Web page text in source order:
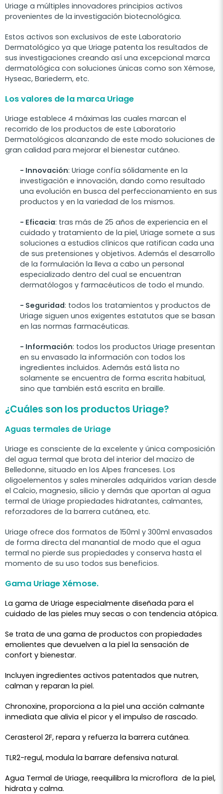
Uriage a múltiples innovadores principios activos
provenientes de la investigación biotecnológica.
Estos activos son exclusivos de este Laboratorio
Dermatológico ya que Uriage patenta los resultados de
sus investigaciones creando así una excepcional marca
dermatológica con soluciones únicas como son Xémose,
Hyseac, Bariederm, etc.
Los valores de la marca Uriage
Uriage establece 4 máximas las cuales marcan el
recorrido de los productos de este Laboratorio
Dermatológicos alcanzando de este modo soluciones de
gran calidad para mejorar el bienestar cutáneo.
- Innovación: Uriage confía sólidamente en la
investigación e innovación, dando como resultado
una evolución en busca del perfeccionamiento en sus
productos y en la variedad de los mismos.
- Eficacia: tras más de 25 años de experiencia en el
cuidado y tratamiento de la piel, Uriage somete a sus
soluciones a estudios clínicos que ratifican cada una
de sus pretensiones y objetivos. Además el desarrollo
de la formulación la lleva a cabo un personal
especializado dentro del cual se encuentran
dermatólogos y farmacéuticos de todo el mundo.
- Seguridad: todos los tratamientos y productos de
Uriage siguen unos exigentes estatutos que se basan
en las normas farmacéuticas.
- Información: todos los productos Uriage presentan
en su envasado la información con todos los
ingredientes incluidos. Además está lista no
solamente se encuentra de forma escrita habitual,
sino que también está escrita en braille.
¿Cuáles son los productos Uriage?
Aguas termales de Uriage
Uriage es consciente de la excelente y única composición
del agua termal que brota del interior del macizo de
Belledonne, situado en los Alpes franceses. Los
oligoelementos y sales minerales adquiridos varían desde
el Calcio, magnesio, silicio y demás que aportan al agua
termal de Uriage propiedades hidratantes, calmantes,
reforzadores de la barrera cutánea, etc.
Uriage ofrece dos formatos de 150ml y 300ml envasados
de forma directa del manantial de modo que el agua
termal no pierde sus propiedades y conserva hasta el
momento de su uso todos sus beneficios.
Gama Uriage Xémose.
La gama de Uriage especialmente diseñada para el
cuidado de las pieles muy secas o con tendencia atópica.
Se trata de una gama de productos con propiedades
emolientes que devuelven a la piel la sensación de
confort y bienestar.
Incluyen ingredientes activos patentados que nutren,
calman y reparan la piel.
Chronoxine, proporciona a la piel una acción calmante
inmediata que alivia el picor y el impulso de rascado.
Cerasterol 2F, repara y refuerza la barrera cutánea.
TLR2-regul, modula la barrare defensiva natural.
Agua Termal de Uriage, reequilibra la microflora de la piel,
hidrata y calma.